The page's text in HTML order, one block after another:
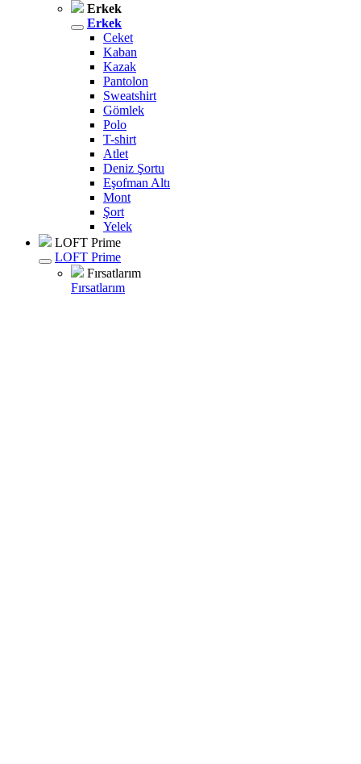
Erkek
Erkek
Ceket
Kaban
Kazak
Pantolon
Sweatshirt
Gömlek
Polo
T-shirt
Atlet
Deniz Şortu
Eşofman Altı
Mont
Şort
Yelek
LOFT Prime
LOFT Prime
Fırsatlarım
Fırsatlarım